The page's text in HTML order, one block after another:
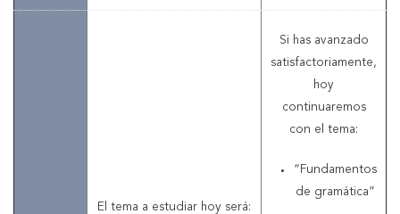
El tema a estudiar hoy será:
Si has avanzado
satisfactoriamente,
hoy
continuaremos
con el tema:
“Fundamentos
de gramática”